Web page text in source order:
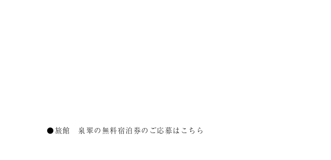
●旅館 泉翠の無料宿泊券のご応募はこちら